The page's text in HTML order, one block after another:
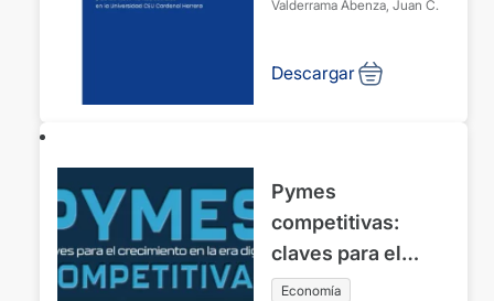
Académico 2025-
2026. Universidad
Valderrama Abenza, Juan C.
Descargar
Pymes
competitivas:
claves para el
crecimiento en la
Economía